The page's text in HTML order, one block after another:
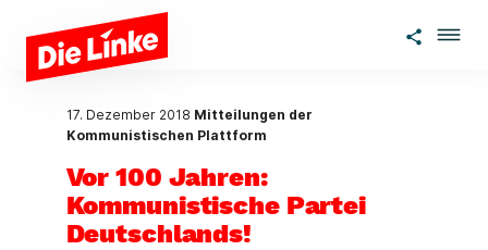
Zum Hauptinhalt springen
17. Dezember 2018 Mitteilungen der
Kommunistischen Plattform
Vor 100 Jahren:
Kommunistische Partei
Deutschlands!